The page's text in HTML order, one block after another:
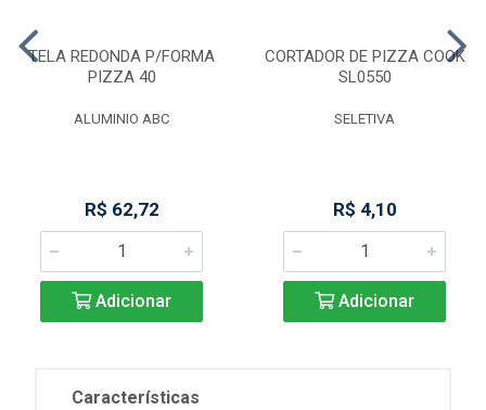
TELA REDONDA P/FORMA
PIZZA 40
ALUMINIO ABC
R$ 62,72
Adicionar
CORTADOR DE PIZZA COOK
SL0550
SELETIVA
R$ 4,10
Adicionar
Características